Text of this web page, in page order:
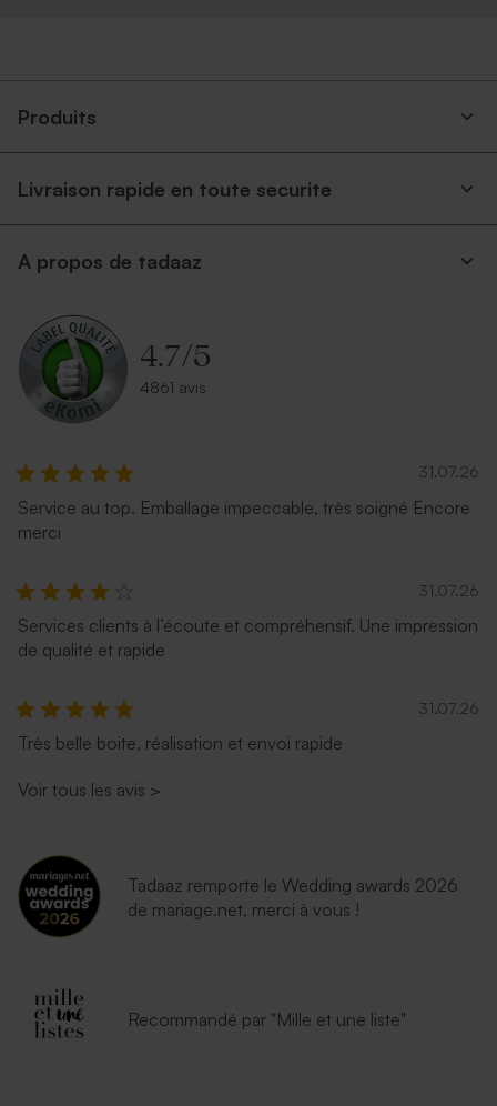
Petite enveloppe bleue
Enveloppe carrée rouge
Enveloppe naissance dorée
Produits
Livraison rapide en toute securite
A propos de tadaaz
4.7/5
4861 avis
31.07.26
Service au top. Emballage impeccable, très soigné Encore
merci
31.07.26
Services clients à l’écoute et compréhensif. Une impression
de qualité et rapide
31.07.26
Très belle boite, réalisation et envoi rapide
Voir tous les avis >
Tadaaz remporte le Wedding awards 2026
de mariage.net, merci à vous !
Recommandé par "Mille et une liste"